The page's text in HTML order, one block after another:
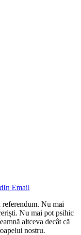
Email
referendum. Nu mai
Nu mai pot psihic
altceva decât că
nostru.